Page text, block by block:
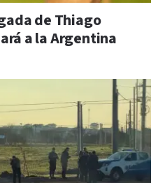
de Thiago
a la Argentina